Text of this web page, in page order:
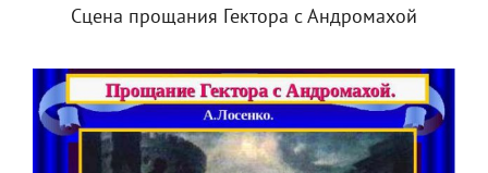
Сцена прощания Гектора с Андромахой